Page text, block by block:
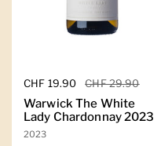
Regulärer Preis
CHF 19.90 Sale-Preis
CHF 29.90
Warwick The White
Lady Chardonnay 2023
2023